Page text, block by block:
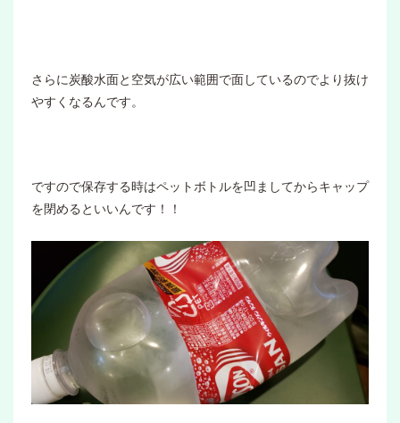
さらに炭酸水面と空気が広い範囲で面しているのでより抜け
やすくなるんです。
ですので保存する時はペットボトルを凹ましてからキャップ
を閉めるといいんです！！